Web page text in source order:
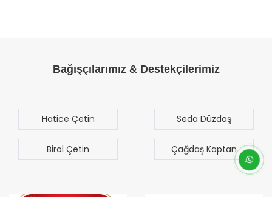
Bağışçılarımız & Destekçilerimiz
Seda Düzdaş
Çağdaş Kaptan
Mehmet Mert
Sezgen
Bilal Türk